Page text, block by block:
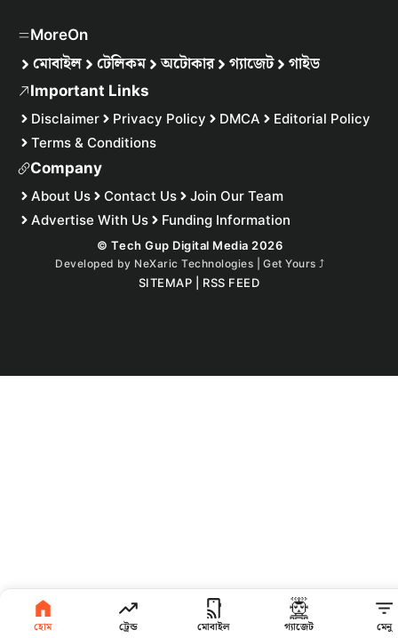
হোম ট্রেন্ড মোবাইল গ্যাজেট মেনু
MoreOn
মোবাইল টেলিকম অটোকার গ্যাজেট গাইড
Important Links
Disclaimer Privacy Policy DMCA
Editorial Policy
Terms & Conditions
Company
About Us Contact Us
Join Our Team
Advertise With Us
Funding Information
© Tech Gup Digital Media 2026
Developed by NeXaric Technologies | Get Yours ⤴︎
SITEMAP RSS FEED